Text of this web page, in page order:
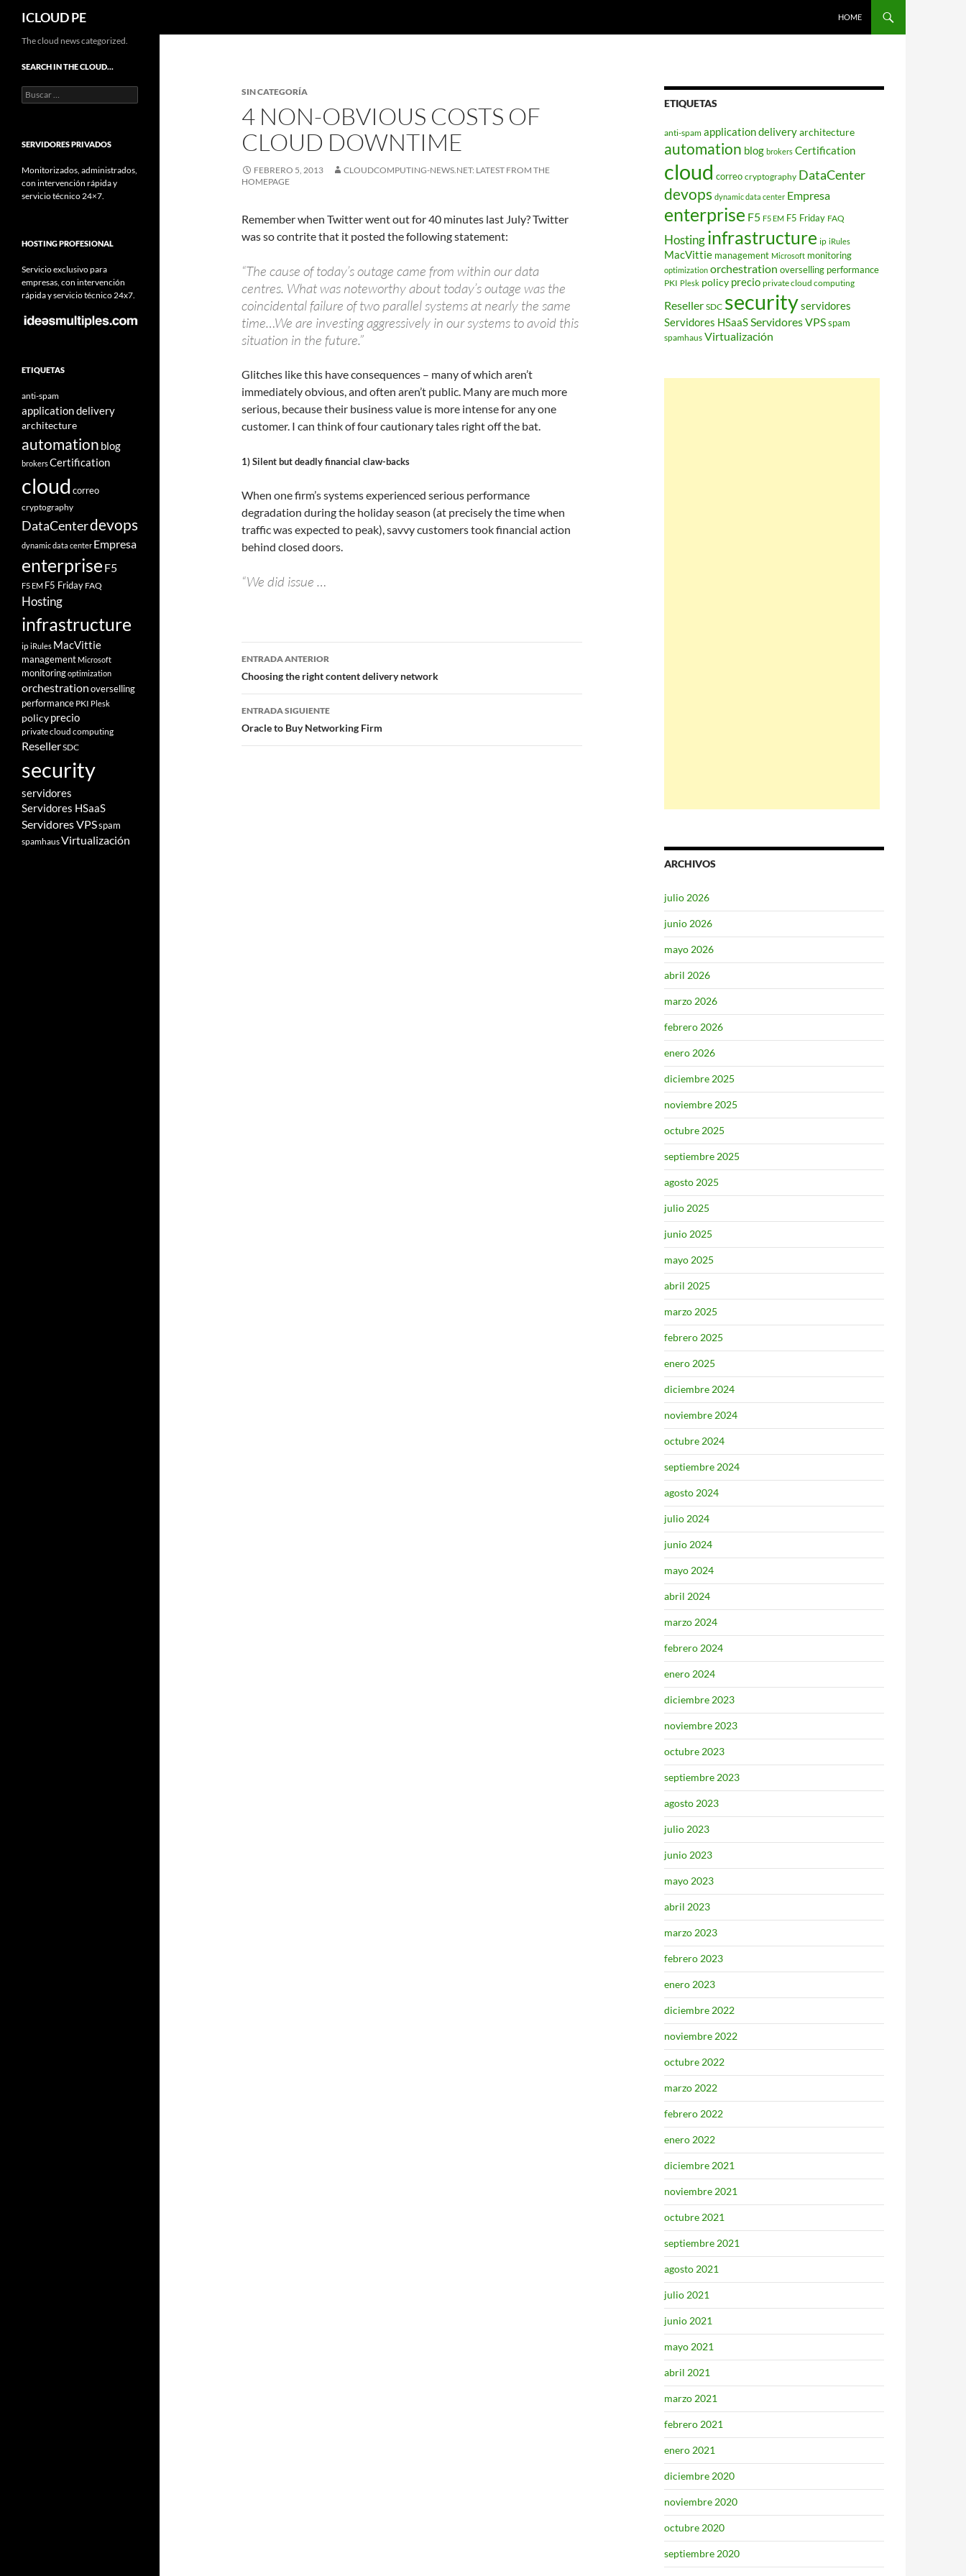
Saltar
contenido
ICLOUD PE HOME
SIN CATEGORÍA
4 NON-OBVIOUS COSTS OF
CLOUD DOWNTIME
FEBRERO 5, 2013
CLOUDCOMPUTING-NEWS.NET: LATEST FROM THE
HOMEPAGE
Remember when Twitter went out for 40 minutes last July? Twitter
was so contrite that it posted the following statement:
“The cause of today’s outage came from within our data
centres. What was noteworthy about today’s outage was the
coincidental failure of two parallel systems at nearly the same
time…We are investing aggressively in our systems to avoid this
situation in the future.”
Glitches like this have consequences – many of which aren’t
immediately obvious, and often aren’t public. Many are much more
serious, because their business value is more intense for any one
customer. I can think of four cautionary tales right off the bat.
1) Silent but deadly financial claw-backs
When one firm’s systems experienced serious performance
degradation during the holiday season (at precisely the time when
traffic was expected to peak), savvy customers took financial action
behind closed doors.
“We did issue …
Navegador
de
entradas
ENTRADA ANTERIOR
Choosing the right content delivery network
ENTRADA SIGUIENTE
Oracle to Buy Networking Firm
ETIQUETAS
anti-spam application deliveryarchitecture
automation blog brokers Certification
cloud correo cryptography DataCenter
devops dynamic data center Empresa
enterprise F5 F5 EM F5 Friday FAQ
Hostinginfrastructure ip iRules
MacVittie management Microsoft monitoring
optimization orchestration overselling performance
PKI Plesk policy precio private cloud computing
Reseller SDC securityservidores
Servidores HSaaSServidores VPSspam
spamhaus Virtualización
ARCHIVOS
julio 2026
junio 2026
mayo 2026
abril 2026
marzo 2026
febrero 2026
enero 2026
diciembre 2025
noviembre 2025
octubre 2025
septiembre 2025
agosto 2025
julio 2025
junio 2025
mayo 2025
abril 2025
marzo 2025
febrero 2025
enero 2025
diciembre 2024
noviembre 2024
octubre 2024
septiembre 2024
agosto 2024
julio 2024
junio 2024
mayo 2024
abril 2024
marzo 2024
febrero 2024
enero 2024
diciembre 2023
noviembre 2023
octubre 2023
septiembre 2023
agosto 2023
julio 2023
junio 2023
mayo 2023
abril 2023
marzo 2023
febrero 2023
enero 2023
diciembre 2022
noviembre 2022
octubre 2022
marzo 2022
febrero 2022
enero 2022
diciembre 2021
noviembre 2021
octubre 2021
septiembre 2021
agosto 2021
julio 2021
junio 2021
mayo 2021
abril 2021
marzo 2021
febrero 2021
enero 2021
diciembre 2020
noviembre 2020
octubre 2020
septiembre 2020
The cloud news categorized.
SEARCH IN THE CLOUD…
Buscar:
SERVIDORES PRIVADOS
Monitorizados, administrados,
con intervención rápida y
servicio técnico 24×7.
HOSTING PROFESIONAL
Servicio exclusivo para
empresas, con intervención
rápida y servicio técnico 24x7.
ETIQUETAS
anti-spam
application delivery
architecture
automation blog
brokersCertification
cloud correo
cryptography
DataCenterdevops
dynamic data center Empresa
enterprise F5
F5 EM F5 Friday FAQ
Hosting
infrastructure
ipiRules MacVittie
management Microsoft
monitoringoptimization
orchestrationoverselling
performance PKI Plesk
policyprecio
private cloud computing
ResellerSDC
security
servidores
Servidores HSaaS
Servidores VPSspam
spamhausVirtualización